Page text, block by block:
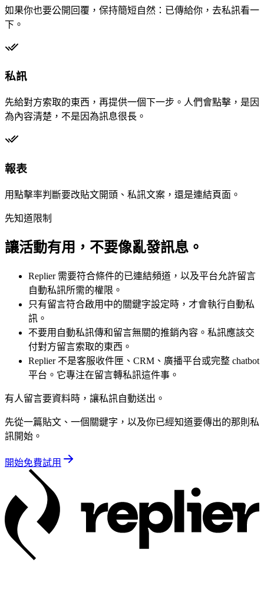
如果你也要公開回覆，保持簡短自然：已傳給你，去私訊看一
下。
私訊
先給對方索取的東西，再提供一個下一步。人們會點擊，是因
為內容清楚，不是因為訊息很長。
報表
用點擊率判斷要改貼文開頭、私訊文案，還是連結頁面。
先知道限制
讓活動有用，不要像亂發訊息。
Replier 需要符合條件的已連結頻道，以及平台允許留言
自動私訊所需的權限。
只有留言符合啟用中的關鍵字設定時，才會執行自動私
訊。
不要用自動私訊傳和留言無關的推銷內容。私訊應該交
付對方留言索取的東西。
Replier 不是客服收件匣、CRM、廣播平台或完整 chatbot
平台。它專注在留言轉私訊這件事。
有人留言要資料時，讓私訊自動送出。
先從一篇貼文、一個關鍵字，以及你已經知道要傳出的那則私
訊開始。
開始免費試用